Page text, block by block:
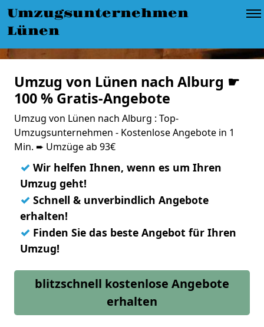
Umzugsunternehmen
Lünen
Umzug von Lünen nach Alburg ☛
100 % Gratis-Angebote
Umzug von Lünen nach Alburg : Top-
Umzugsunternehmen - Kostenlose Angebote in 1
Min. ➨ Umzüge ab 93€
✓ Wir helfen Ihnen, wenn es um Ihren
Umzug geht!
✓ Schnell & unverbindlich Angebote
erhalten!
✓ Finden Sie das beste Angebot für Ihren
Umzug!
blitzschnell kostenlose Angebote
erhalten